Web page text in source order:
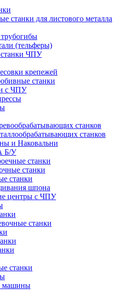
станки для листового металла
(тельферы)
ЧПУ
крепежей
станки
с ЧПУ
станков
станков
и Наковальни
Б/У
станки
станки
станки
шпона
центры с ЧПУ
станки
станки
машины